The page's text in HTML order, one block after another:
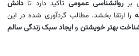
بر روانشناسی عمومی تأکید دارد تا دانش
را ارتقا بخشد. مطالب گردآوری‌ شده در این
بهتر خویشتن وایجاد سبک زندگی سالم